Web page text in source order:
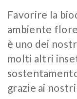
GreenLine
Varietà in
LineaBIO
Umettanti e
Prato fiorito
Paesaggio
Ornamentali
Idrosemina
CONTATTI
CATALOGO
RICHIEDI
EN DE
Favorire la
ambiente
è uno dei
molti altri
grazie ai